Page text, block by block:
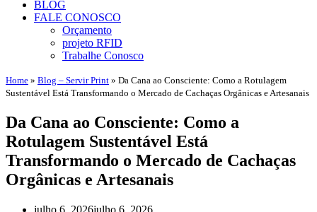
BLOG
FALE CONOSCO
Orçamento
projeto RFID
Trabalhe Conosco
Home » Blog – Servir Print » Da Cana ao Consciente: Como a Rotulagem
Sustentável Está Transformando o Mercado de Cachaças Orgânicas e Artesanais
Da Cana ao Consciente: Como a
Rotulagem Sustentável Está
Transformando o Mercado de Cachaças
Orgânicas e Artesanais
julho 6, 2026julho 6, 2026